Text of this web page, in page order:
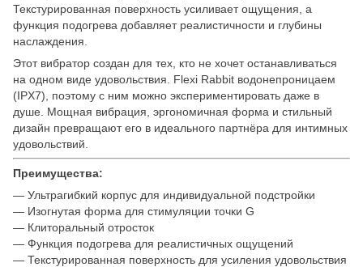
Текстурированная поверхность усиливает ощущения, а
функция подогрева добавляет реалистичности и глубины
наслаждения.
Этот вибратор создан для тех, кто не хочет останавливаться
на одном виде удовольствия. Flexi Rabbit водонепроницаем
(IPX7), поэтому с ним можно экспериментировать даже в
душе. Мощная вибрация, эргономичная форма и стильный
дизайн превращают его в идеального партнёра для интимных
удовольствий.
Преимущества:
— Ультрагибкий корпус для индивидуальной подстройки
— Изогнутая форма для стимуляции точки G
— Клиторальный отросток
— Функция подогрева для реалистичных ощущений
— Текстурированная поверхность для усиления удовольствия